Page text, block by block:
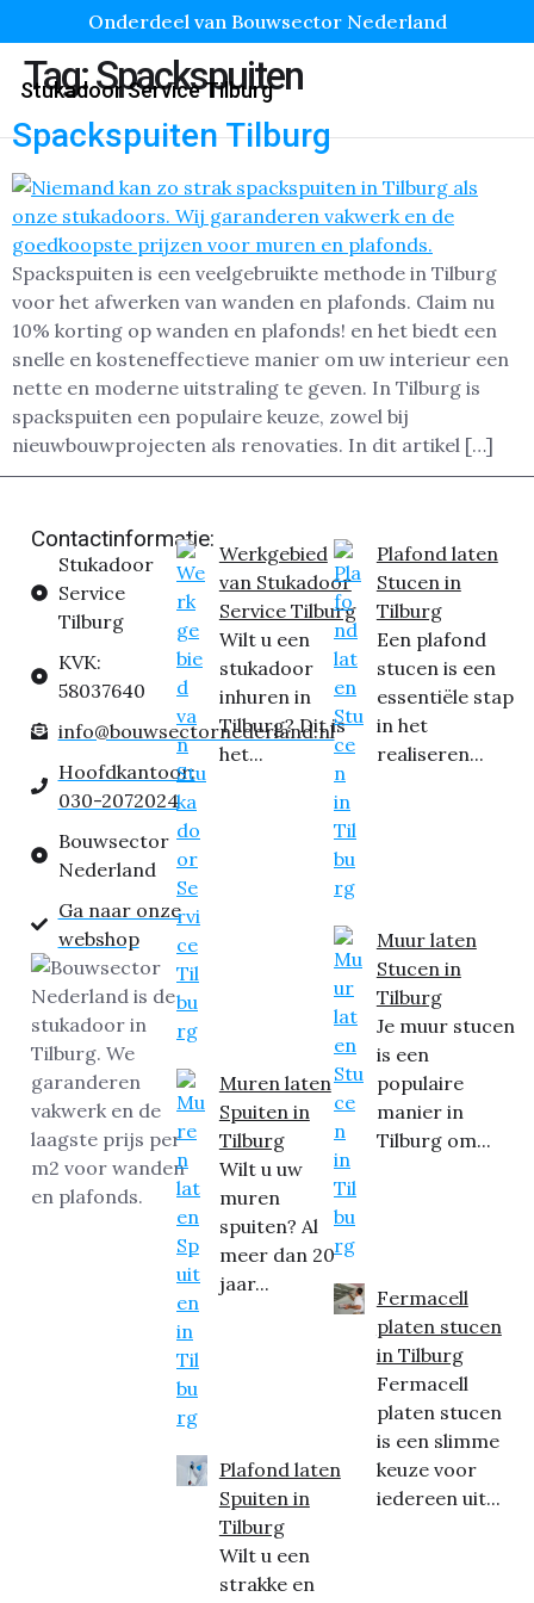
Onderdeel van Bouwsector Nederland
Stukadoor Service Tilburg
Tag:Spackspuiten
Spackspuiten Tilburg
Spackspuiten is een veelgebruikte methode in Tilburg
voor het afwerken van wanden en plafonds. Claim nu
10% korting op wanden en plafonds! en het biedt een
snelle en kosteneffectieve manier om uw interieur een
nette en moderne uitstraling te geven. In Tilburg is
spackspuiten een populaire keuze, zowel bij
nieuwbouwprojecten als renovaties. In dit artikel […]
Contactinformatie:
Stukadoor
Service
Tilburg
KVK:
58037640
info@bouwsectornederland.nl
Hoofdkantoor:
030-2072024
Bouwsector
Nederland
Ga naar onze
webshop
Werkgebied
van Stukadoor
Service Tilburg
Wilt u een
stukadoor
inhuren in
Tilburg? Dit is
het...
Muren laten
Spuiten in
Tilburg
Wilt u uw
muren
spuiten? Al
meer dan 20
jaar...
Plafond laten
Spuiten in
Tilburg
Wilt u een
strakke en
Plafond laten
Stucen in
Tilburg
Een plafond
stucen is een
essentiële stap
in het
realiseren...
Muur laten
Stucen in
Tilburg
Je muur stucen
is een
populaire
manier in
Tilburg om...
Fermacell
platen stucen
in Tilburg
Fermacell
platen stucen
is een slimme
keuze voor
iedereen uit...